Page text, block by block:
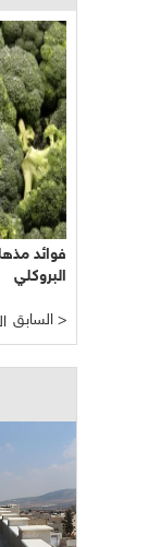
فوائد
البروكلي
السابق >